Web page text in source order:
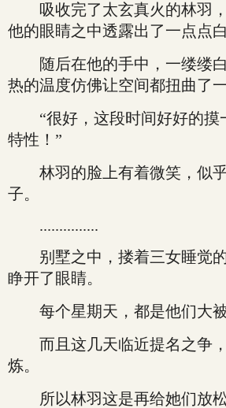
吸收完了太玄真火的林羽，
他的眼睛之中透露出了一点点
随后在他的手中，一缕缕白
热的温度仿佛让空间都扭曲了一
“很好，这段时间好好的摸
特性！”
林羽的脸上有着微笑，似乎
子。
...............
别墅之中，搂着三女睡觉的
睁开了眼睛。
每个星期天，都是他们大被
而且这几天临近提名之争，
炼。
所以林羽这是再给她们放松